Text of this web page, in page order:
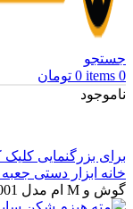
جستجو
0
items
0 تومان
ناموجود
برای بزرگنمایی کلیک
خانه ابزار دستی
گوش و M ام مدل 68001 دینگی DINGQI